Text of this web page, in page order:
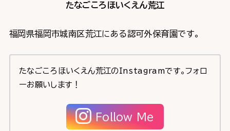
たなごころほいくえん荒江
福岡県福岡市城南区荒江にある認可外保育園です。
たなごころほいくえん荒江のInstagramです。フォロ
ーお願いします！
Follow Me